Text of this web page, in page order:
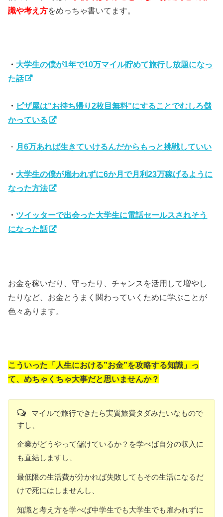
識や考え方をめっちゃ書いてます。
・ 大学生の僕が1年で10万マイル貯めて旅行し放題になっ
た話
・ ピザ屋は”お持ち帰り2枚目無料”にすることでむしろ儲
かっている
・ 月6万あれば生きていけるんだからもっと挑戦していい
・ 大学生の僕が雇われずに6か月で月利23万稼げるように
なった方法
・ ツイッターで出会った大学生に電話セールスされそう
になった話
お金を稼いだり、守ったり、チャンスを活用して増やし
たりなど、お金とうまく関わっていくために学ぶことが
色々あります。
こういった「人生における”お金”を攻略する知識」っ
て、めちゃくちゃ大事だと思いませんか？
マイルで旅行できたら実質旅費タダみたいなもので
すし、
企業がどうやって儲けているか？を学べば自分の収入に
も直結しますし、
最低限の生活費が分かれば失敗してもその生活になるだ
けで死にはしませんし、
知識と考え方を学べば中学生でも大学生でも雇われずに